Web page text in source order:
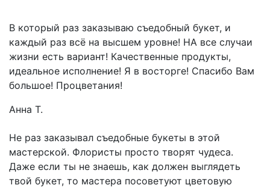
В который раз заказываю съедобный букет, и
каждый раз всё на высшем уровне! НА все случаи
жизни есть вариант! Качественные продукты,
идеальное исполнение! Я в восторге! Спасибо Вам
большое! Процветания!
Анна Т.
Не раз заказывал съедобные букеты в этой
мастерской. Флористы просто творят чудеса.
Даже если ты не знаешь, как должен выглядеть
твой букет, то мастера посоветуют цветовую